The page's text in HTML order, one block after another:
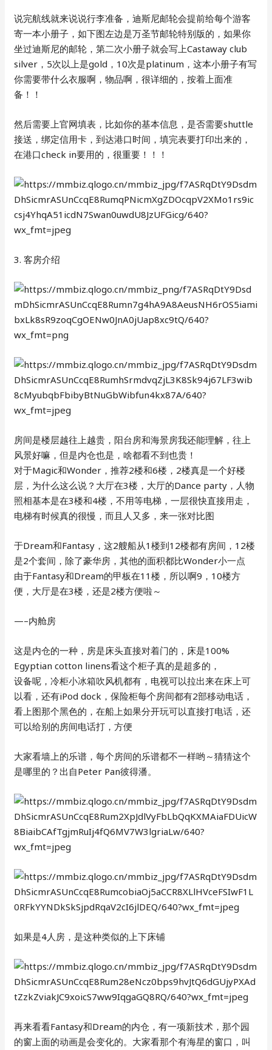
说完航线就来说说行李准备，迪斯尼邮轮会提前给每个游客
寄一本小册子，如下图左边是万圣节邮轮特别版的，如果你
坐过迪斯尼的邮轮，第二次小册子就会写上Castaway club
silver，5次以上是gold，10次是platinum，这本小册子有写
你需要带什么衣服啊，物品啊，很详细的，按着上面准
备！！
然后需要上官网填表，比如你的基本信息，是否需要shuttle
接送，绑定信用卡，到达港口时间，填完表要打印出来的，
在港口check in要用的，很重要！！！
3. 客房介绍
房间是楼层越往上越贵，阳台房和海景房我还能理解，往上
风景好嘛，但是内仓也是，啥都看不到也贵！
对于Magic和Wonder，推荐2楼和6楼，2楼真是一个好楼
层，为什么这么说？大厅在3楼，大厅的Dance party，人物
照相基本是在3楼和4楼，不用等电梯，一层很快直接用走，
电梯有时候真的很慢，而且人又多，来一张对比图
于Dream和Fantasy，这2艘船从1楼到12楼都有房间，12楼
是2个套间，除了豪华房，其他的面积都比Wonder小一点
由于Fantasy和Dream的甲板在11楼，所以啊9，10楼方
便，大厅是在3楼，还是2楼方便啦～
—–内舱房
这是内仓的一种，房是床头直接对着门的，床是100%
Egyptian cotton linens看这个柜子真的是超多的，
设备呢，冷柜小冰箱吹风机都有，电视可以拉出来在床上可
以看，还有iPod dock，保险柜每个房间都有2部移动电话，
看上图那个黑色的，在船上如果分开玩可以直接打电话，还
可以给别的房间电话打，方便
大家看墙上的乐谱，每个房间的乐谱都不一样哟～猜猜这个
是哪里的？出自Peter Pan彼得潘。
如果是4人房，是这种类似的上下床铺
再来看看Fantasy和Dream的内仓，有一项新技术，那个园
的窗上面的动画是会变化的。大家看那个有海星的窗口，叫